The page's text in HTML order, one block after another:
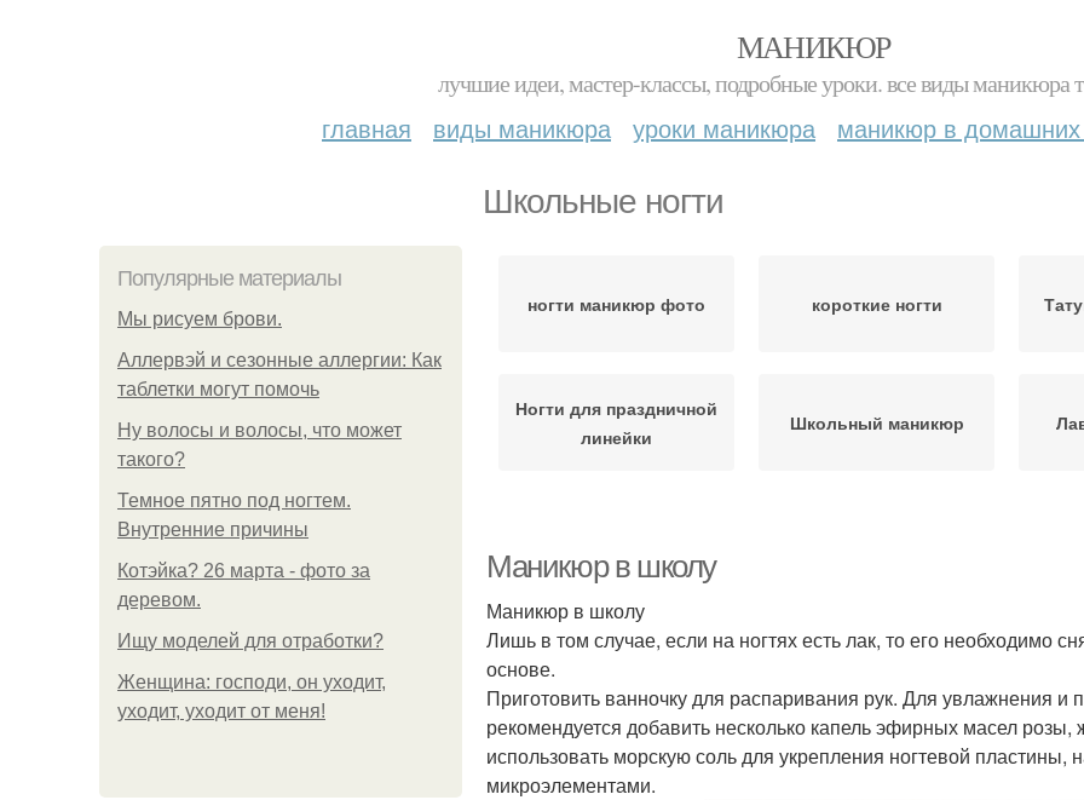
МАНИКЮР
лучшие идеи, мастер-классы, подробные уроки. все виды маникюра
главная виды маникюра уроки маникюра маникюр в домашних
Школьные ногти
Популярные материалы
Мы рисуем брови.
Аллервэй и сезонные аллергии: Как
таблетки могут помочь
Ну волосы и волосы, что может
такого?
Темное пятно под ногтем.
Внутренние причины
Котэйка? 26 марта - фото за
деревом.
Ищу моделей для отработки?
Женщина: господи, он уходит,
уходит, уходит от меня!
ногти маникюр фото короткие ногти
Ногти для праздничной
линейки
Школьный маникюр
Маникюр в школу
Маникюр в школу
Лишь в том случае, если на ногтях есть лак, то его необходимо
основе.
Приготовить ванночку для распаривания рук. Для увлажнения и
рекомендуется добавить несколько капель эфирных масел
использовать морскую соль для укрепления ногтевой
микроэлементами.